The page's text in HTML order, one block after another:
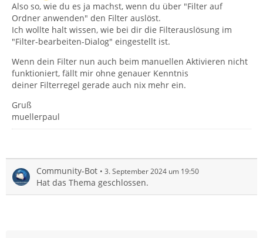
Also so, wie du es ja machst, wenn du über "Filter auf
Ordner anwenden" den Filter auslöst.
Ich wollte halt wissen, wie bei dir die Filterauslösung im
"Filter-bearbeiten-Dialog" eingestellt ist.
Wenn dein Filter nun auch beim manuellen Aktivieren nicht
funktioniert, fällt mir ohne genauer Kenntnis
deiner Filterregel gerade auch nix mehr ein.
Gruß
muellerpaul
Community-Bot 3. September 2024 um 19:50
Hat das Thema geschlossen.